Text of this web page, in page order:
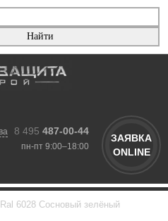
8 495 487-00-44
пн-пт 9:00–18:00
ЗАЯВКА
ONLINE
Ral 6028 Сосновый зелёный